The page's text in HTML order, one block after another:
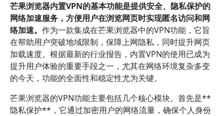
芒果浏览器内置VPN的基本功能是提供安全、隐私保护的
网络加速服务，方便用户在浏览网页时实现匿名访问和网
络加速。 作为一款集成在芒果浏览器中的VPN功能，它旨
在帮助用户突破地域限制，保障上网隐私，同时提升网页
加载速度。根据最新的行业报告，内置VPN的使用已成为
提升用户体验的重要手段之一，尤其在网络环境复杂多变
的今天，功能的全面性和稳定性尤为关键。
芒果浏览器的VPN功能主要包括几个核心模块。首先是**
隐私保护**，它通过加密用户的网络流量，确保个人身份